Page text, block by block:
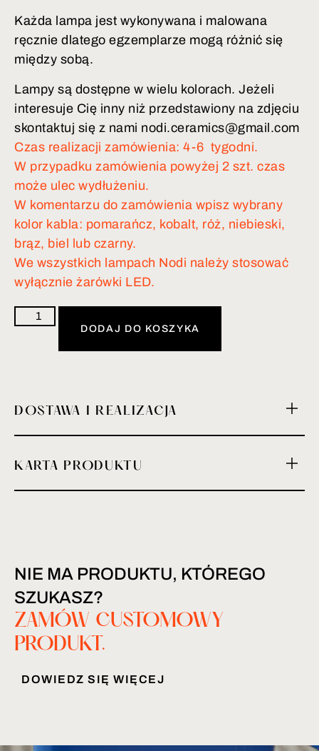
Każda lampa jest wykonywana i malowana
ręcznie dlatego egzemplarze mogą różnić się
między sobą.
Lampy są dostępne w wielu kolorach. Jeżeli
interesuje Cię inny niż przedstawiony na zdjęciu
skontaktuj się z nami nodi.ceramics@gmail.com
Czas realizacji zamówienia: 4-6 tygodni.
W przypadku zamówienia powyżej 2 szt. czas
może ulec wydłużeniu.
W komentarzu do zamówienia wpisz wybrany
kolor kabla: pomarańcz, kobalt, róż, niebieski,
brąz, biel lub czarny.
We wszystkich lampach Nodi należy stosować
wyłącznie żarówki LED.
DODAJ DO KOSZYKA
DOSTAWA I REALIZACJA
KARTA PRODUKTU
NIE MA PRODUKTU, KTÓREGO
SZUKASZ?
ZAMÓW CUSTOMOWY
PRODUKT.
DOWIEDZ SIĘ WIĘCEJ